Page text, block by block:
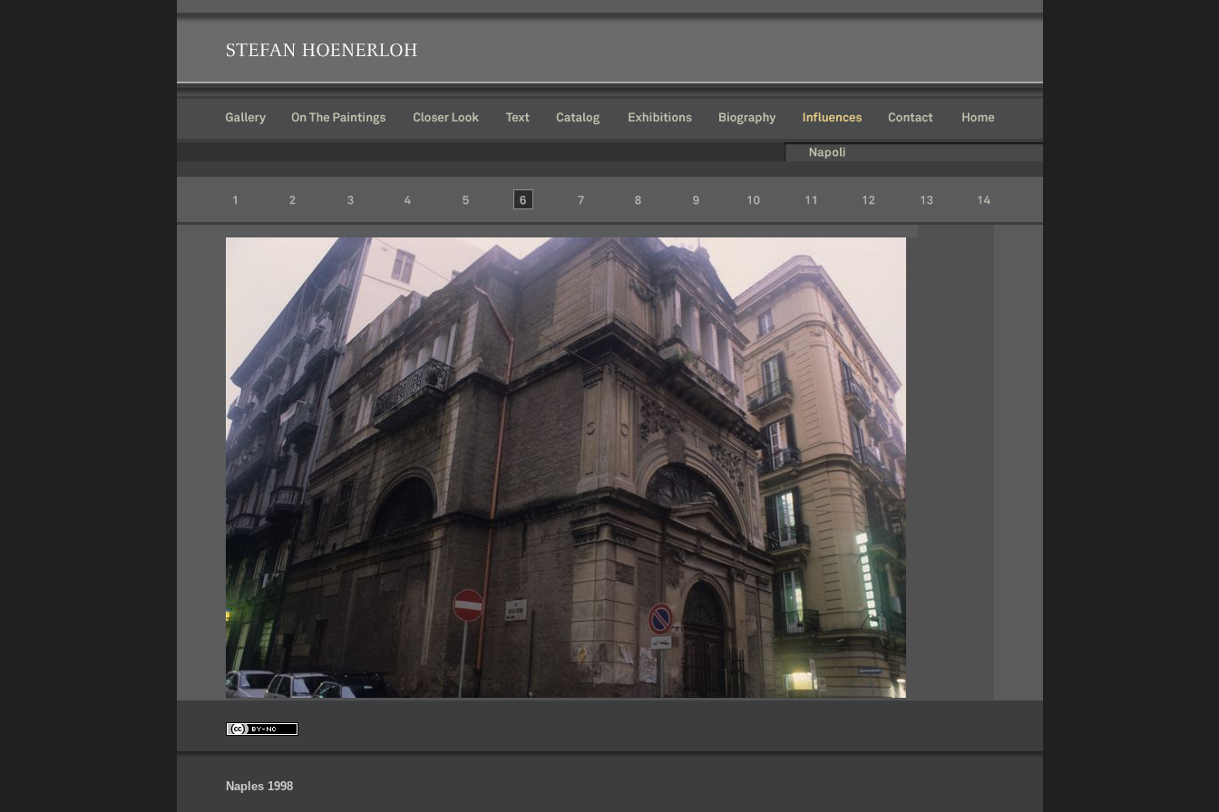
Naples 1998